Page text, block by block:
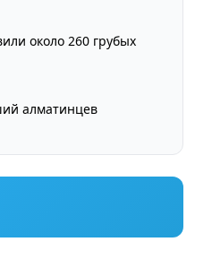
около 260 грубых
алматинцев